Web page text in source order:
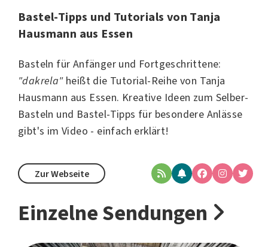
Bastel-Tipps und Tutorials von Tanja
Hausmann aus Essen
Basteln für Anfänger und Fortgeschrittene:
"dakrela"heißt die Tutorial-Reihe von Tanja
Hausmann aus Essen. Kreative Ideen zum Selber-
Basteln und Bastel-Tipps für besondere Anlässe
gibt's im Video - einfach erklärt!
Zur Webseite
Einzelne Sendungen